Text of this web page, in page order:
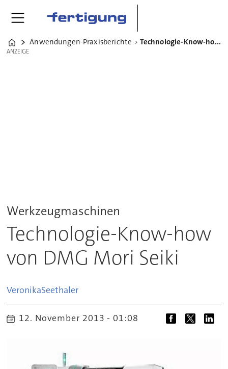
Home
Anwendungen-Praxisberichte Technologie-Know-how von DMG Mori Seiki
ANZEIGE
ANZEIGE
Werkzeugmaschinen
Technologie-Know-how
von DMG Mori Seiki
VeronikaSeethaler
12. November 2013 - 01:08